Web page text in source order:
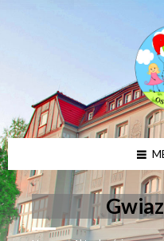
w
i
t
r
y
n
a
z
a